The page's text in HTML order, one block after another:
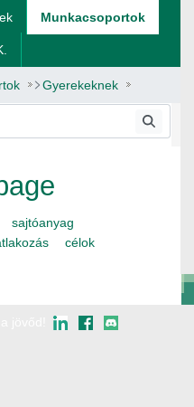
Munkacsoportok
Gyerekeknek
sajtóanyag
célok